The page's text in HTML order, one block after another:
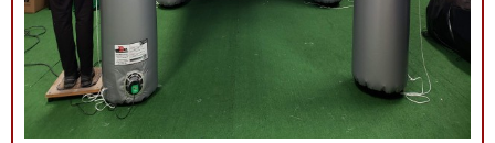
funcionalidade e impacto visual!